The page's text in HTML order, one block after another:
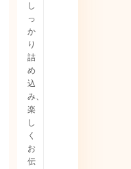
し
っ
か
り
詰
め
込
み、
楽
し
く
お
伝